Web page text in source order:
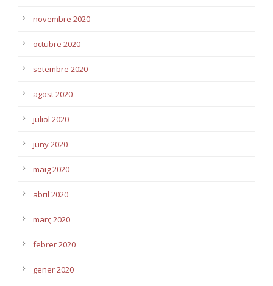
novembre 2020
octubre 2020
setembre 2020
agost 2020
juliol 2020
juny 2020
maig 2020
abril 2020
març 2020
febrer 2020
gener 2020